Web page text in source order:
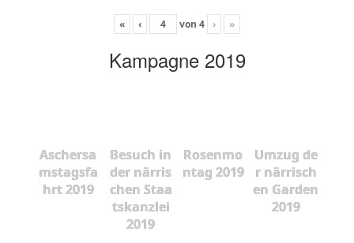
« ‹ von 4 › »
Kampagne 2019
Aschersa
mstagsfa
hrt 2019
Besuch in
der närris
chen Staa
tskanzlei
2019
Rosenmo
ntag 2019
Umzug de
r närrisch
en Garden
2019